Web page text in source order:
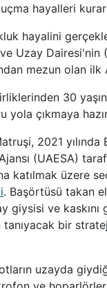
hayalleri
hayalini
ve Uzay
mezun olan ilk
30
yola çıkmaya
2021 yılında
(UAESA)
katılmak üzere
. Başörtüsü takan
giysisi ve kaskını
bir
uzayda